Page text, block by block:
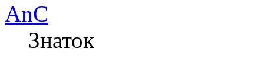
AnC
Знаток